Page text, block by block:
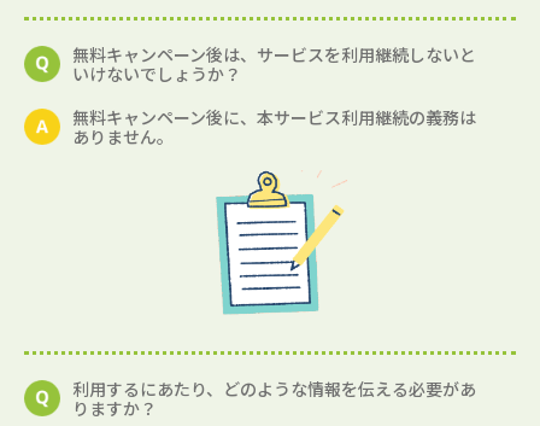
無料キャンペーン後は、サービスを利用継続しないと
いけないでしょうか？
無料キャンペーン後に、本サービス利用継続の義務は
ありません。
利用するにあたり、どのような情報を伝える必要があ
りますか？